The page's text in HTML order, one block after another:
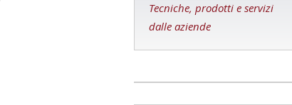
Tecniche, prodotti e servizi
dalle aziende